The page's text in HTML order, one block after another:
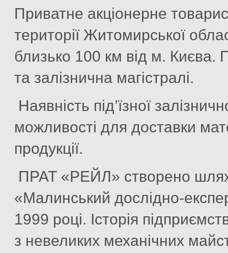
Приватне акціонерне
території Житомирської
близько 100 км від м. Києва.
та залізнична магістралі.
Наявність під’їзної
можливості для доставки
продукції.
ПРАТ «РЕЙЛ» створено
«Малинський дослідно-
1999 році. Історія
з невеликих механічних